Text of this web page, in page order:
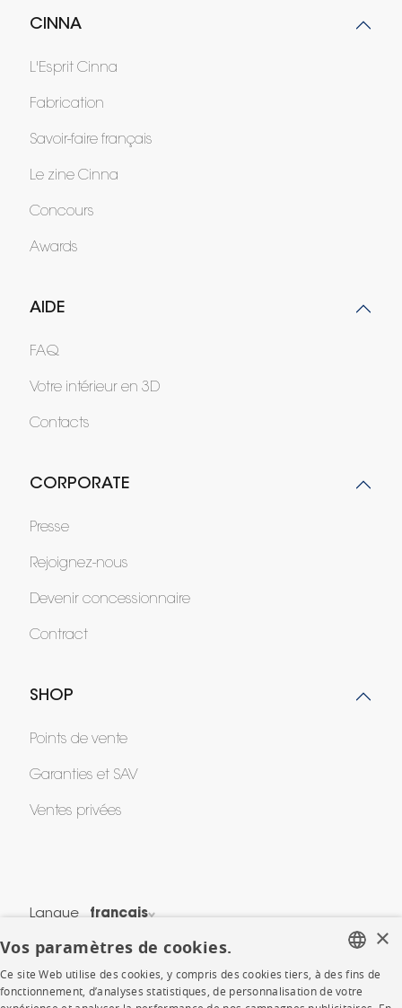
CINNA
L'Esprit Cinna
Fabrication
Savoir-faire français
Le zine Cinna
Concours
Awards
AIDE
FAQ
Votre intérieur en 3D
Contacts
CORPORATE
Presse
Rejoignez-nous
Devenir concessionnaire
Contract
SHOP
Points de vente
Garanties et SAV
Ventes privées
Langue français
Pays France
*Conditions des offres
FRENCH
×
Vos paramètres de cookies.
Ce site Web utilise des cookies, y compris des cookies tiers, à des fins de
fonctionnement, d’analyses statistiques, de personnalisation de votre